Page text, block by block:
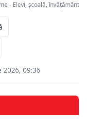
- Elevi, școală, învățământ
2026, 09:36